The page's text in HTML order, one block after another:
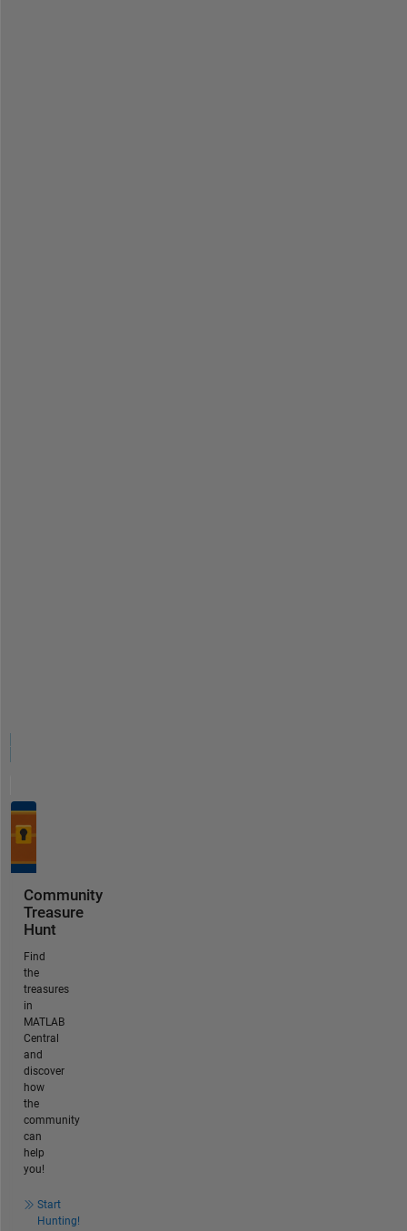
Community
Treasure
Hunt
Find
the
treasures
in
MATLAB
Central
and
discover
how
the
community
can
help
you!
Start
Hunting!